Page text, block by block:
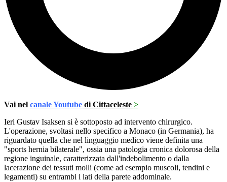
Vai nel canale Youtube di Cittaceleste >
Ieri Gustav Isaksen si è sottoposto ad intervento chirurgico.
L'operazione, svoltasi nello specifico a Monaco (in Germania), ha
riguardato quella che nel linguaggio medico viene definita una
"sports hernia bilaterale", ossia una patologia cronica dolorosa della
regione inguinale, caratterizzata dall'indebolimento o dalla
lacerazione dei tessuti molli (come ad esempio muscoli, tendini e
legamenti) su entrambi i lati della parete addominale.